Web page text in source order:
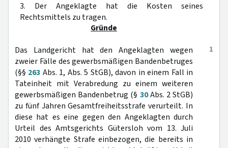
3. Der Angeklagte hat die Kosten seines
Rechtsmittels zu tragen.
Gründe
1
Das Landgericht hat den Angeklagten wegen
zweier Fälle des gewerbsmäßigen Bandenbetruges
(§§ 263 Abs. 1, Abs. 5 StGB), davon in einem Fall in
Tateinheit mit Verabredung zu einem weiteren
gewerbsmäßigen Bandenbetrug (§ 30Abs. 2 StGB)
zu fünf Jahren Gesamtfreiheitsstrafe verurteilt. In
diese hat es eine gegen den Angeklagten durch
Urteil des Amtsgerichts Gütersloh vom 13. Juli
2010 verhängte Strafe einbezogen, die bereits in